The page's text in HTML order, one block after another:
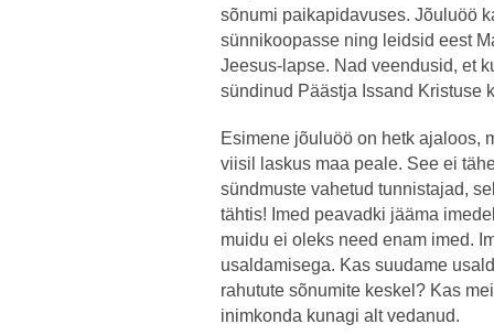
sõnumi paikapidavuses. Jõuluöö
sünnikoopasse ning leidsid eest
Jeesus-lapse. Nad veendusid, et
sündinud Päästja Issand Kristuse
Esimene jõuluöö on hetk ajaloos,
viisil laskus maa peale. See ei
sündmuste vahetud tunnistajad,
tähtis! Imed peavadki jääma
muidu ei oleks need enam imed.
usaldamisega. Kas suudame
rahutute sõnumite keskel? Kas
inimkonda kunagi alt vedanud.